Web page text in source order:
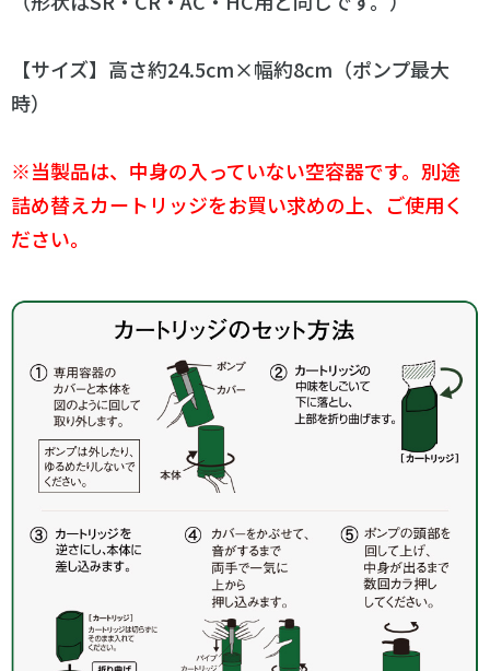
【サイズ】高さ約24.5cm×幅約8cm（ポンプ最大
時）
※当製品は、中身の入っていない空容器です。別途
詰め替えカートリッジをお買い求めの上、ご使用く
ださい。